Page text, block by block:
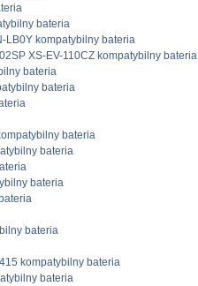
bateria
LB0Y kompatybilny bateria
XS-EV-110CZ kompatybilny bateria
bateria
bateria
bateria
bateria
bateria
bateria
kompatybilny bateria
bateria